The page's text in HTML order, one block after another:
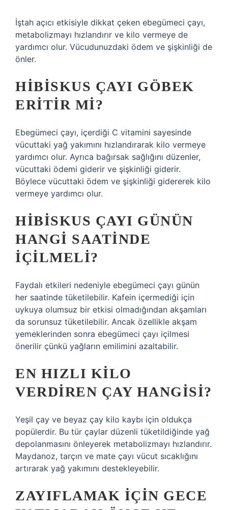
İştah açıcı etkisiyle dikkat çeken ebegümeci çayı,
metabolizmayı hızlandırır ve kilo vermeye de
yardımcı olur. Vücudunuzdaki ödem ve şişkinliği de
önler.
HIBISKUS ÇAYI GÖBEK
ERITIR MI?
Ebegümeci çayı, içerdiği C vitamini sayesinde
vücuttaki yağ yakımını hızlandırarak kilo vermeye
yardımcı olur. Ayrıca bağırsak sağlığını düzenler,
vücuttaki ödemi giderir ve şişkinliği giderir.
Böylece vücuttaki ödem ve şişkinliği gidererek kilo
vermeye yardımcı olur.
HIBISKUS ÇAYI GÜNÜN
HANGI SAATINDE
IÇILMELI?
Faydalı etkileri nedeniyle ebegümeci çayı günün
her saatinde tüketilebilir. Kafein içermediği için
uykuya olumsuz bir etkisi olmadığından akşamları
da sorunsuz tüketilebilir. Ancak özellikle akşam
yemeklerinden sonra ebegümeci çayı içilmesi
önerilir çünkü yağların emilimini azaltabilir.
EN HIZLI KILO
VERDIREN ÇAY HANGISI?
Yeşil çay ve beyaz çay kilo kaybı için oldukça
popülerdir. Bu tür çaylar düzenli tüketildiğinde yağ
depolanmasını önleyerek metabolizmayı hızlandırır.
Maydanoz, tarçın ve mate çayı vücut sıcaklığını
artırarak yağ yakımını destekleyebilir.
ZAYIFLAMAK IÇIN GECE